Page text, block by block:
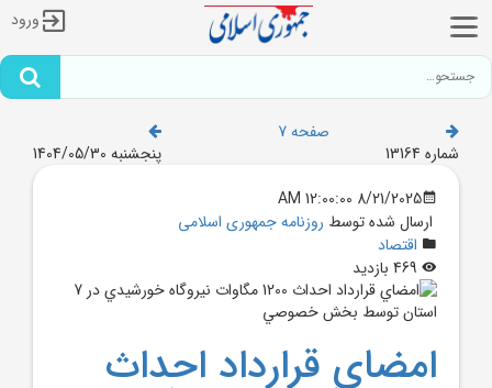
ورود
صفحه 7
شماره 13164
پنجشنبه 1404/05/30
8/21/2025 12:00:00 AM
ارسال شده توسط روزنامه جمهوری اسلامی
اقتصاد
امضاي قرارداد احداث